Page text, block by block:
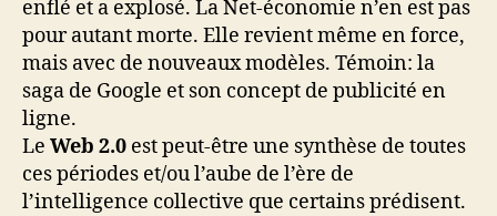
enflé et a explosé. La Net-économie n’en est pas
pour autant morte. Elle revient même en force,
mais avec de nouveaux modèles. Témoin: la
saga de Google et son concept de publicité en
ligne.
Le Web 2.0 est peut-être une synthèse de toutes
ces périodes et/ou l’aube de l’ère de
l’intelligence collective que certains prédisent.